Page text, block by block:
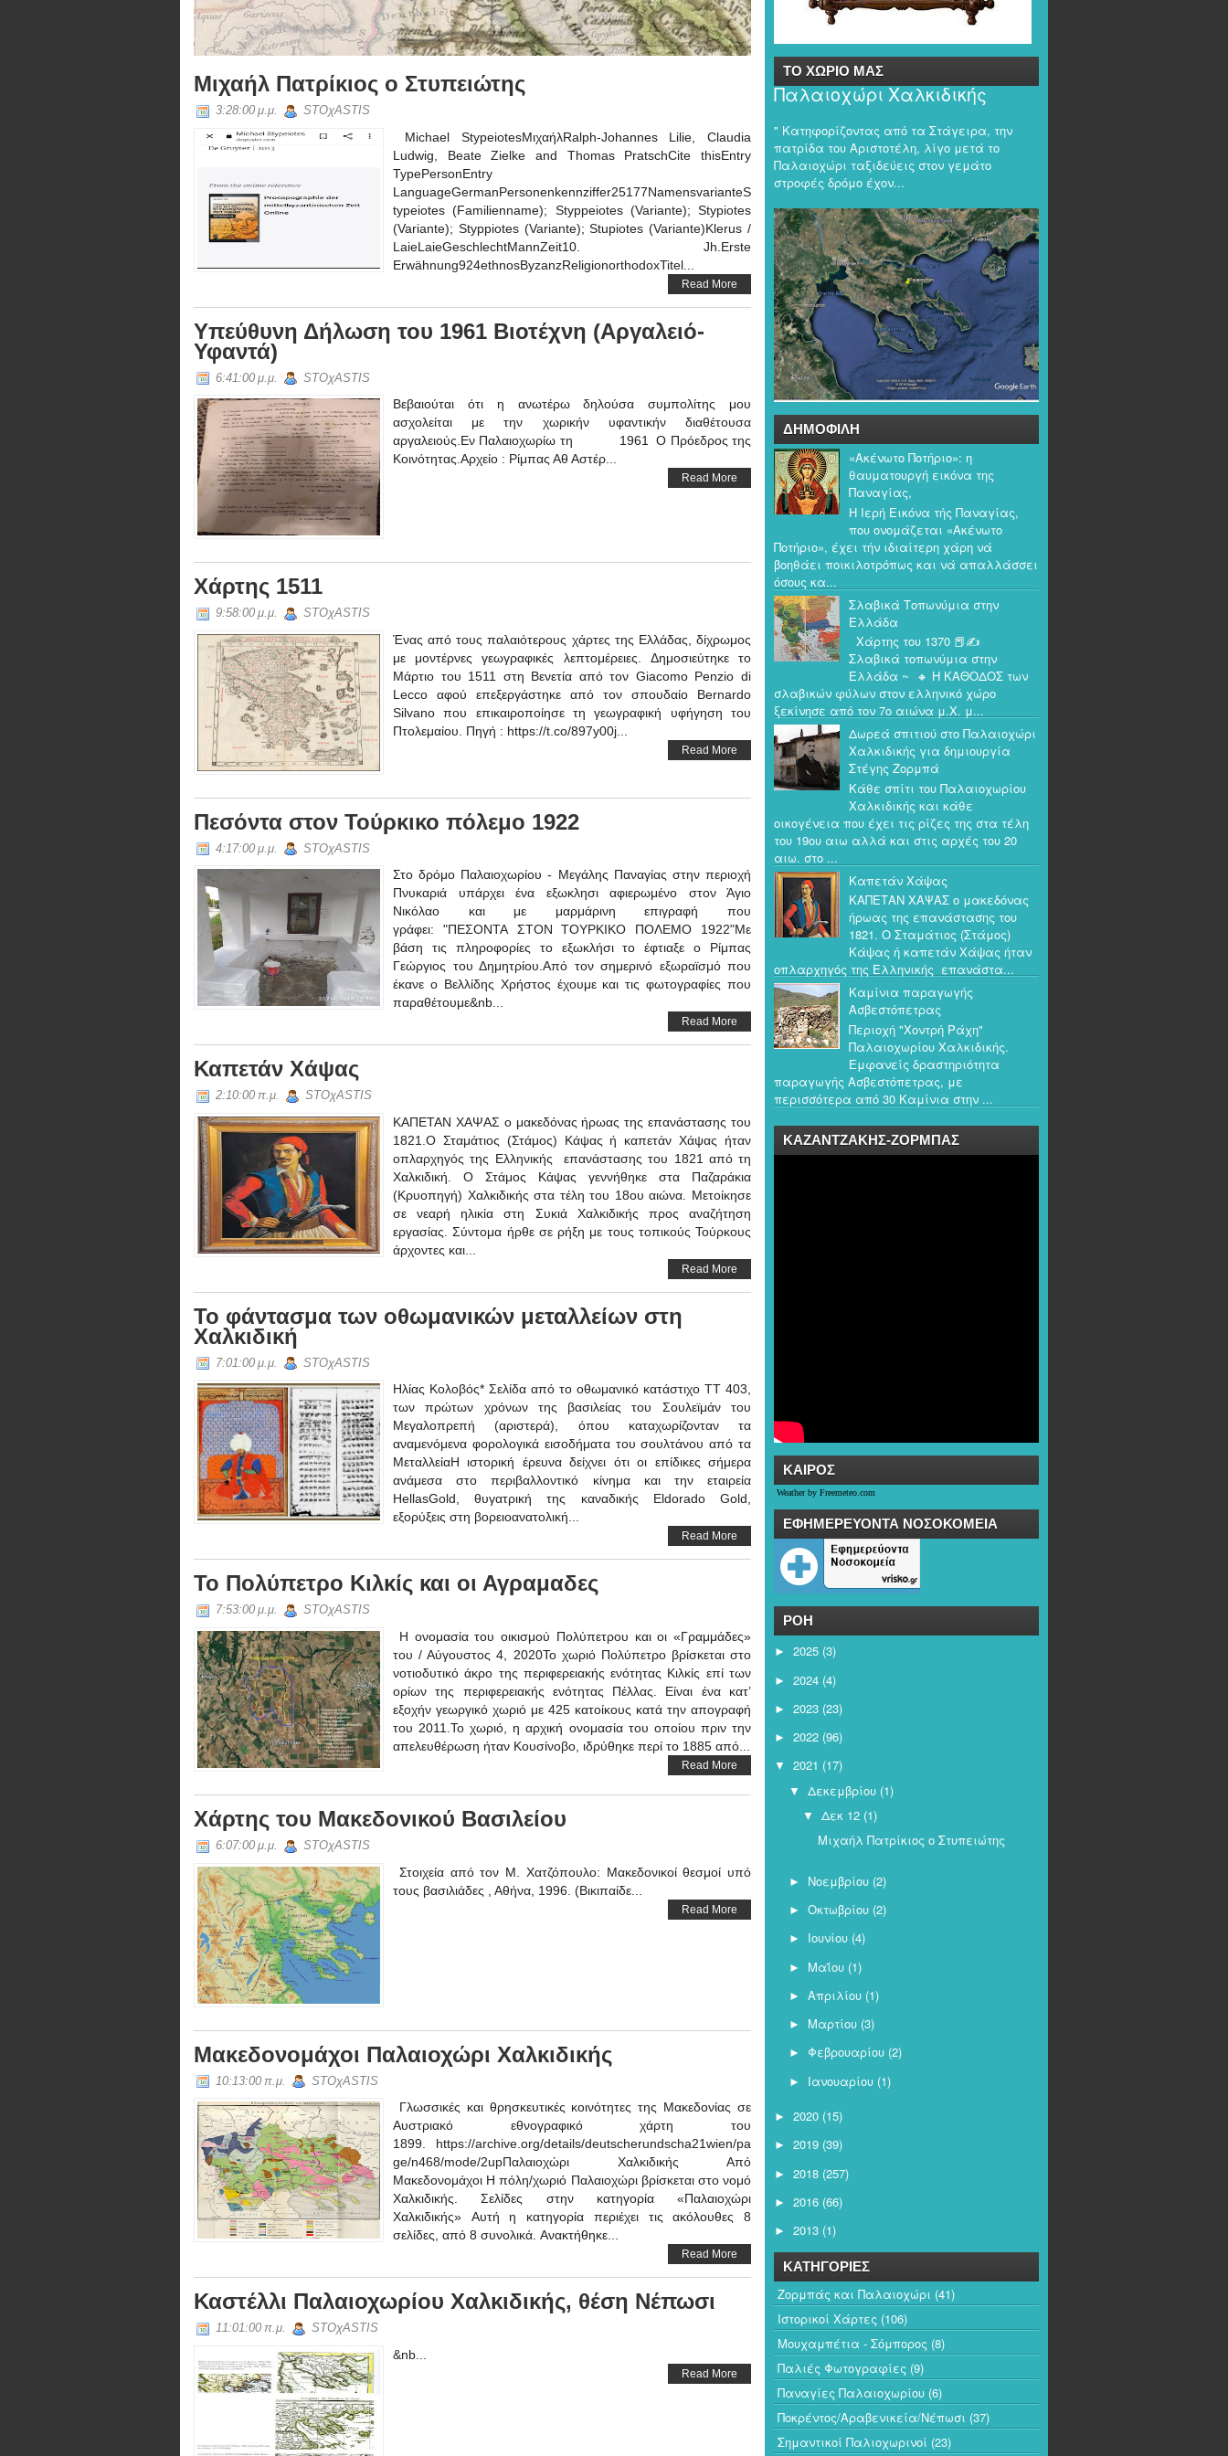
Αιολών ή των Βοιοτών ή της νήσου Άνδρου
Μιχαήλ Πατρίκιος ο Στυπειώτης
3:28:00 μ.μ. STOχASTIS
Michael StypeiotesΜιχαήλRalph-Johannes Lilie, Claudia
Ludwig, Beate Zielke and Thomas PratschCite thisEntry
TypePersonEntry
LanguageGermanPersonenkennziffer25177NamensvarianteS
typeiotes (Familienname); Styppeiotes (Variante); Stypiotes
(Variante); Styppiotes (Variante); Stupiotes (Variante)Klerus /
LaieLaieGeschlechtMannZeit10. Jh.Erste
Erwähnung924ethnosByzanzReligionorthodoxTitel...
Read More
Υπεύθυνη Δήλωση του 1961 Βιοτέχνη (Αργαλειό-
Υφαντά)
6:41:00 μ.μ. STOχASTIS
Βεβαιούται ότι η ανωτέρω δηλούσα συμπολίτης μου
ασχολείται με την χωρικήν υφαντικήν διαθέτουσα
αργαλειούς.Εν Παλαιοχωρίω τη 1961 Ο Πρόεδρος της
Κοινότητας.Αρχείο : Ρίμπας Αθ Αστέρ...
Read More
Χάρτης 1511
9:58:00 μ.μ. STOχASTIS
Ένας από τους παλαιότερους χάρτες της Ελλάδας, δίχρωμος
με μοντέρνες γεωγραφικές λεπτομέρειες. Δημοσιεύτηκε το
Μάρτιο του 1511 στη Βενετία από τον Giacomo Penzio di
Lecco αφού επεξεργάστηκε από τον σπουδαίο Bernardo
Silvano που επικαιροποίησε τη γεωγραφική υφήγηση του
Πτολεμαίου. Πηγή : https://t.co/897y00j...
Read More
Πεσόντα στον Τούρκικο πόλεμο 1922
4:17:00 μ.μ. STOχASTIS
Στο δρόμο Παλαιοχωρίου - Μεγάλης Παναγίας στην περιοχή
Πνυκαριά υπάρχει ένα εξωκλησι αφιερωμένο στον Άγιο
Νικόλαο και με μαρμάρινη επιγραφή που
γράφει: "ΠΕΣΟΝΤΑ ΣΤΟΝ ΤΟΥΡΚΙΚΟ ΠΟΛΕΜΟ 1922"Με
βάση τις πληροφορίες το εξωκλήσι το έφτιαξε ο Ρίμπας
Γεώργιος του Δημητρίου.Από τον σημερινό εξωραϊσμό που
έκανε ο Βελλίδης Χρήστος έχουμε και τις φωτογραφίες που
παραθέτουμε&nb...
Read More
Καπετάν Χάψας
2:10:00 π.μ. STOχASTIS
ΚΑΠΕΤΑΝ ΧΑΨΑΣ ο μακεδόνας ήρωας της επανάστασης του
1821.Ο Σταμάτιος (Στάμος) Κάψας ή καπετάν Χάψας ήταν
οπλαρχηγός της Ελληνικής επανάστασης του 1821 από τη
Χαλκιδική. Ο Στάμος Κάψας γεννήθηκε στα Παζαράκια
(Κρυοπηγή) Χαλκιδικής στα τέλη του 18ου αιώνα. Μετοίκησε
σε νεαρή ηλικία στη Συκιά Χαλκιδικής προς αναζήτηση
εργασίας. Σύντομα ήρθε σε ρήξη με τους τοπικούς Τούρκους
άρχοντες και...
Read More
Το φάντασμα των οθωμανικών μεταλλείων στη
Χαλκιδική
7:01:00 μ.μ. STOχASTIS
Ηλίας Κολοβός* Σελίδα από το οθωμανικό κατάστιχο ΤΤ 403,
των πρώτων χρόνων της βασιλείας του Σουλεϊμάν του
Μεγαλοπρεπή (αριστερά), όπου καταχωρίζονταν τα
αναμενόμενα φορολογικά εισοδήματα του σουλτάνου από τα
ΜεταλλείαH ιστορική έρευνα δείχνει ότι οι επίδικες σήμερα
ανάμεσα στο περιβαλλοντικό κίνημα και την εταιρεία
HellasGold, θυγατρική της καναδικής Eldorado Gold,
εξορύξεις στη βορειοανατολική...
Read More
Το Πολύπετρο Κιλκίς και οι Αγραμαδες
7:53:00 μ.μ. STOχASTIS
Η ονομασία του οικισμού Πολύπετρου και οι «Γραμμάδες»
του / Αύγουστος 4, 2020Το χωριό Πολύπετρο βρίσκεται στο
νοτιοδυτικό άκρο της περιφερειακής ενότητας Κιλκίς επί των
ορίων της περιφερειακής ενότητας Πέλλας. Είναι ένα κατ’
εξοχήν γεωργικό χωριό με 425 κατοίκους κατά την απογραφή
του 2011.Το χωριό, η αρχική ονομασία του οποίου πριν την
απελευθέρωση ήταν Κουσίνοβο, ιδρύθηκε περί το 1885 από...
Read More
Χάρτης του Μακεδονικού Βασιλείου
6:07:00 μ.μ. STOχASTIS
Στοιχεία από τον Μ. Χατζόπουλο: Μακεδονικοί θεσμοί υπό
τους βασιλιάδες , Αθήνα, 1996. (Βικιπαίδε...
Read More
Μακεδονομάχοι Παλαιοχώρι Χαλκιδικής
10:13:00 π.μ. STOχASTIS
Γλωσσικές και θρησκευτικές κοινότητες της Μακεδονίας σε
Αυστριακό εθνογραφικό χάρτη του
1899. https://archive.org/details/deutscherundscha21wien/pa
ge/n468/mode/2upΠαλαιοχώρι Χαλκιδικής Από
Μακεδονομάχοι Η πόλη/χωριό Παλαιοχώρι βρίσκεται στο νομό
Χαλκιδικής. Σελίδες στην κατηγορία «Παλαιοχώρι
Χαλκιδικής» Αυτή η κατηγορία περιέχει τις ακόλουθες 8
σελίδες, από 8 συνολικά. Ανακτήθηκε...
Read More
Καστέλλι Παλαιοχωρίου Χαλκιδικής, θέση Νέπωσι
11:01:00 π.μ. STOχASTIS
&nb...
Read More
ΤΟ ΧΩΡΙΟ ΜΑΣ
Παλαιοχώρι Χαλκιδικής
" Κατηφορίζοντας από τα Στάγειρα, την
πατρίδα του Αριστοτέλη, λίγο μετά το
Παλαιοχώρι ταξιδεύεις στον γεμάτο
στροφές δρόμο έχον...
ΔΗΜΟΦΙΛΗ
«Ακένωτο Ποτήριο»: η
θαυματουργή εικόνα της
Παναγίας,
Η Ιερή Εικόνα τής Παναγίας,
που ονομάζεται «Ακένωτο
Ποτήριο», έχει τήν ιδιαίτερη χάρη νά
βοηθάει ποικιλοτρόπως και νά απαλλάσσει
όσους κα...
Σλαβικά Τοπωνύμια στην
Ελλάδα
Χάρτης του 1370 📕✍️
Σλαβικά τοπωνύμια στην
Ελλάδα ~ 🔸 Η ΚΑΘΟΔΟΣ των
σλαβικών φύλων στον ελληνικό χώρο
ξεκίνησε από τον 7ο αιώνα μ.Χ. μ...
Δωρεά σπιτιού στο Παλαιοχώρι
Χαλκιδικής για δημιουργία
Στέγης Ζορμπά
Κάθε σπίτι του Παλαιοχωρίου
Χαλκιδικής και κάθε
οικογένεια που έχει τις ρίζες της στα τέλη
του 19ου αιω αλλά και στις αρχές του 20
αιω. στο ...
Καπετάν Χάψας
ΚΑΠΕΤΑΝ ΧΑΨΑΣ ο μακεδόνας
ήρωας της επανάστασης του
1821. Ο Σταμάτιος (Στάμος)
Κάψας ή καπετάν Χάψας ήταν
οπλαρχηγός της Ελληνικής επανάστα...
Καμίνια παραγωγής
Ασβεστόπετρας
Περιοχή "Χοντρή Ράχη"
Παλαιοχωρίου Χαλκιδικής.
Εμφανείς δραστηριότητα
παραγωγής Ασβεστόπετρας, με
περισσότερα από 30 Καμίνια στην ...
ΚΑΖΑΝΤΖΑΚΗΣ-ΖΟΡΜΠΑΣ
ΚΑΙΡOΣ
Weather by Freemeteo.com
ΕΦΗΜΕΡΕΥΟΝΤΑ ΝΟΣΟΚΟΜΕΙΑ
ΡΟΗ
► 2025 (3)
► 2024 (4)
► 2023 (23)
► 2022 (96)
▼ 2021 (17)
▼ Δεκεμβρίου (1)
▼ Δεκ 12 (1)
Μιχαήλ Πατρίκιος ο Στυπειώτης
► Νοεμβρίου (2)
► Οκτωβρίου (2)
► Ιουνίου (4)
► Μαΐου (1)
► Απριλίου (1)
► Μαρτίου (3)
► Φεβρουαρίου (2)
► Ιανουαρίου (1)
► 2020 (15)
► 2019 (39)
► 2018 (257)
► 2016 (66)
► 2013 (1)
ΚΑΤΗΓΟΡΙΕΣ
Ζορμπάς και Παλαιοχώρι (41)
Ιστορικοί Χάρτες (106)
Μουχαμπέτια - Σόμπορος (8)
Παλιές Φωτογραφίες (9)
Παναγίες Παλαιοχωρίου (6)
Ποκρέντος/Αραβενικεία/Νέπωσι (37)
Σημαντικοί Παλιοχωρινοί (23)